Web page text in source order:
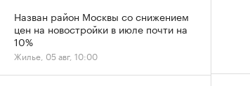
Назван район Москвы со снижением
цен на новостройки в июле почти на
10%
Жилье, 05 авг, 10:00